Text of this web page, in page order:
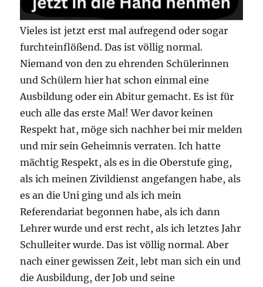
Vieles ist jetzt erst mal aufregend oder sogar
furchteinflößend. Das ist völlig normal.
Niemand von den zu ehrenden Schülerinnen
und Schülern hier hat schon einmal eine
Ausbildung oder ein Abitur gemacht. Es ist für
euch alle das erste Mal! Wer davor keinen
Respekt hat, möge sich nachher bei mir melden
und mir sein Geheimnis verraten. Ich hatte
mächtig Respekt, als es in die Oberstufe ging,
als ich meinen Zivildienst angefangen habe, als
es an die Uni ging und als ich mein
Referendariat begonnen habe, als ich dann
Lehrer wurde und erst recht, als ich letztes Jahr
Schulleiter wurde. Das ist völlig normal. Aber
nach einer gewissen Zeit, lebt man sich ein und
die Ausbildung, der Job und seine